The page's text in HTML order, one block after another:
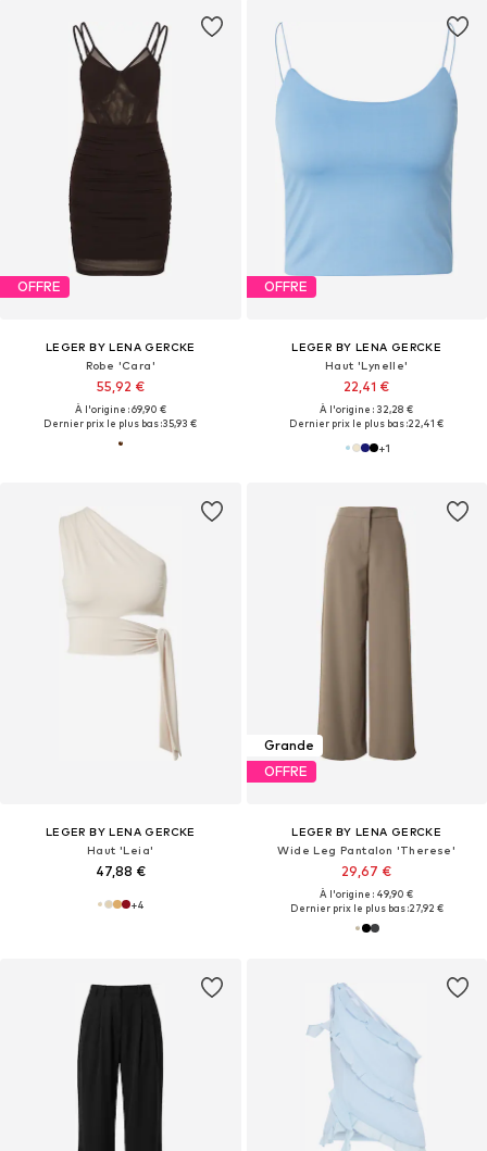
OFFRE
LEGER BY LENA GERCKE
Robe 'Cara'
55,92 €
À l'origine : 69,90 €
Dernier prix le plus bas :35,93 €
OFFRE
LEGER BY LENA GERCKE
Haut 'Lynelle'
22,41 €
À l'origine : 32,28 €
Dernier prix le plus bas :22,41 €
+1
LEGER BY LENA GERCKE
Haut 'Leia'
47,88 €
+4
Grande
OFFRE
LEGER BY LENA GERCKE
Wide Leg Pantalon 'Therese'
29,67 €
À l'origine : 49,90 €
Dernier prix le plus bas :27,92 €